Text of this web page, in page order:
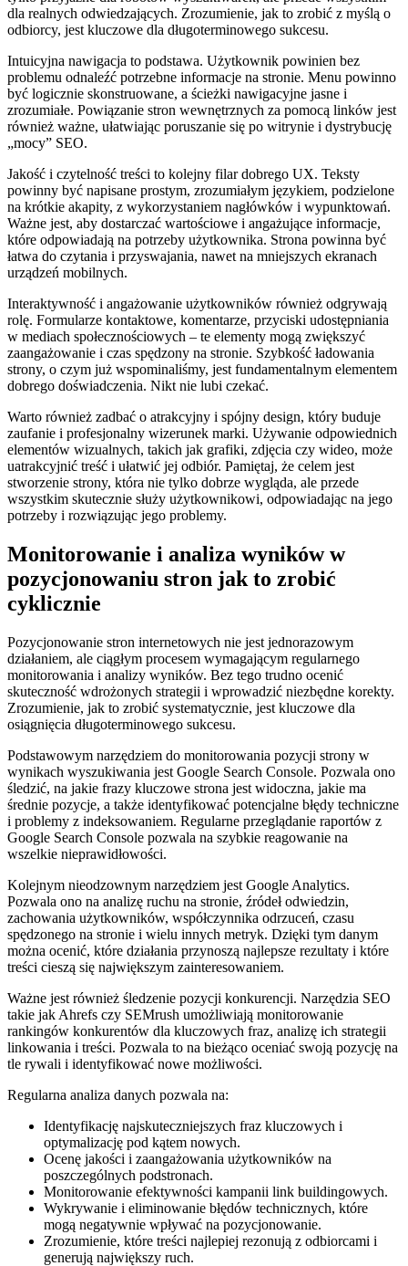
dla realnych odwiedzających. Zrozumienie, jak to zrobić z myślą o
odbiorcy, jest kluczowe dla długoterminowego sukcesu.
Intuicyjna nawigacja to podstawa. Użytkownik powinien bez
problemu odnaleźć potrzebne informacje na stronie. Menu powinno
być logicznie skonstruowane, a ścieżki nawigacyjne jasne i
zrozumiałe. Powiązanie stron wewnętrznych za pomocą linków jest
również ważne, ułatwiając poruszanie się po witrynie i dystrybucję
„mocy” SEO.
Jakość i czytelność treści to kolejny filar dobrego UX. Teksty
powinny być napisane prostym, zrozumiałym językiem, podzielone
na krótkie akapity, z wykorzystaniem nagłówków i wypunktowań.
Ważne jest, aby dostarczać wartościowe i angażujące informacje,
które odpowiadają na potrzeby użytkownika. Strona powinna być
łatwa do czytania i przyswajania, nawet na mniejszych ekranach
urządzeń mobilnych.
Interaktywność i angażowanie użytkowników również odgrywają
rolę. Formularze kontaktowe, komentarze, przyciski udostępniania
w mediach społecznościowych – te elementy mogą zwiększyć
zaangażowanie i czas spędzony na stronie. Szybkość ładowania
strony, o czym już wspominaliśmy, jest fundamentalnym elementem
dobrego doświadczenia. Nikt nie lubi czekać.
Warto również zadbać o atrakcyjny i spójny design, który buduje
zaufanie i profesjonalny wizerunek marki. Używanie odpowiednich
elementów wizualnych, takich jak grafiki, zdjęcia czy wideo, może
uatrakcyjnić treść i ułatwić jej odbiór. Pamiętaj, że celem jest
stworzenie strony, która nie tylko dobrze wygląda, ale przede
wszystkim skutecznie służy użytkownikowi, odpowiadając na jego
potrzeby i rozwiązując jego problemy.
Monitorowanie i analiza wyników w
pozycjonowaniu stron jak to zrobić
cyklicznie
Pozycjonowanie stron internetowych nie jest jednorazowym
działaniem, ale ciągłym procesem wymagającym regularnego
monitorowania i analizy wyników. Bez tego trudno ocenić
skuteczność wdrożonych strategii i wprowadzić niezbędne korekty.
Zrozumienie, jak to zrobić systematycznie, jest kluczowe dla
osiągnięcia długoterminowego sukcesu.
Podstawowym narzędziem do monitorowania pozycji strony w
wynikach wyszukiwania jest Google Search Console. Pozwala ono
śledzić, na jakie frazy kluczowe strona jest widoczna, jakie ma
średnie pozycje, a także identyfikować potencjalne błędy techniczne
i problemy z indeksowaniem. Regularne przeglądanie raportów z
Google Search Console pozwala na szybkie reagowanie na
wszelkie nieprawidłowości.
Kolejnym nieodzownym narzędziem jest Google Analytics.
Pozwala ono na analizę ruchu na stronie, źródeł odwiedzin,
zachowania użytkowników, współczynnika odrzuceń, czasu
spędzonego na stronie i wielu innych metryk. Dzięki tym danym
można ocenić, które działania przynoszą najlepsze rezultaty i które
treści cieszą się największym zainteresowaniem.
Ważne jest również śledzenie pozycji konkurencji. Narzędzia SEO
takie jak Ahrefs czy SEMrush umożliwiają monitorowanie
rankingów konkurentów dla kluczowych fraz, analizę ich strategii
linkowania i treści. Pozwala to na bieżąco oceniać swoją pozycję na
tle rywali i identyfikować nowe możliwości.
Regularna analiza danych pozwala na:
Identyfikację najskuteczniejszych fraz kluczowych i
optymalizację pod kątem nowych.
Ocenę jakości i zaangażowania użytkowników na
poszczególnych podstronach.
Monitorowanie efektywności kampanii link buildingowych.
Wykrywanie i eliminowanie błędów technicznych, które
mogą negatywnie wpływać na pozycjonowanie.
Zrozumienie, które treści najlepiej rezonują z odbiorcami i
generują największy ruch.